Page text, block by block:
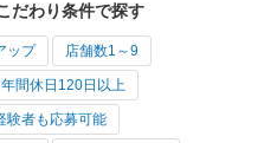
だわり条件で探す
ップ 店舗数1～9
年間休日120日以上
験者も応募可能